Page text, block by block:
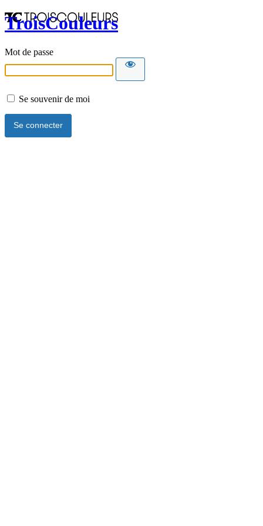
TroisCouleurs
Mot de passe
Se souvenir de moi